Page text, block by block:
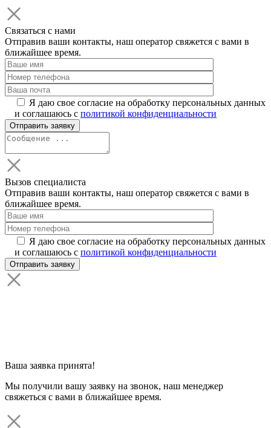
Связаться с нами
Отправив ваши контакты, наш оператор свяжется с вами в
ближайшее время.
Я даю свое согласие на обработку персональных данных
и соглашаюсь с политикой конфиденциальности
Вызов специалиста
Отправив ваши контакты, наш оператор свяжется с вами в
ближайшее время.
Я даю свое согласие на обработку персональных данных
и соглашаюсь с политикой конфиденциальности
Ваша заявка принята!
Мы получили вашу заявку на звонок, наш менеджер
свяжеться с вами в ближайшее время.